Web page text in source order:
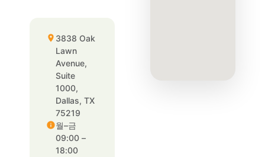
3838 Oak
Lawn
Avenue,
Suite
1000,
Dallas, TX
75219
월–금
09:00 –
18:00